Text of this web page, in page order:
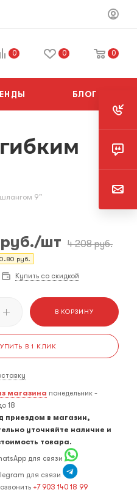
0 0 0
БЛОГ
9"
руб./шт 4 208руб.
руб.
Купить со скидкой
В КОРЗИНУ
В 1 КЛИК
магазина понедельник -
18
приездом в магазин,
уточняйте наличие и
товара.
для связи
для связи
+7 903 140 18 99